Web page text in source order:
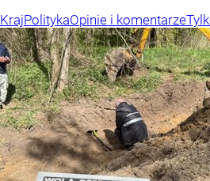
KrajPolitykaOpinie i komentarze